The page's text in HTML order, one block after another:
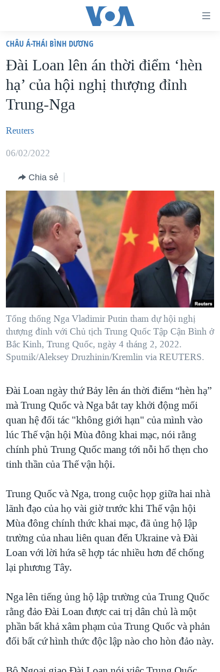
truy
cập
Tới
nội
chính
điều
hướng
chính
Đi
tới
"Tìm"
VIỆT NAM
HOA KỲ
BIỂN ĐÔNG
THẾ GIỚI
DIỄN ĐÀN
MỤC
TỰ DO BÁO CHÍ
VẠCH TRẦN TIN GIẢ
NGƯỜI VIỆT HẢI NGOẠI
ĐỜI SỐNG
KINH TẾ
KHOA HỌC
VĂN HOÁ
THỂ THAO
GIÁO DỤC
CHUYÊN ĐỀ
CHIẾN TRANH THƯƠNG MẠI CỦA MỸ: QUÁ KHỨ VÀ HIỆN
TẠI
HÀNH TRÌNH BẦU CỬ 2024
MỘT NĂM CHIẾN TRANH TẠI DẢI GAZA
GIẢI MÃ VÀNH ĐAI & CON ĐƯỜNG
NGÀY TỊ NẠN THẾ GIỚI
GROUND ZERO – XƯA VÀ NAY
CHI PHÍ CHIẾN TRANH AFGHANISTAN
CÁC GIÁ TRỊ CỘNG HÒA Ở VIỆT NAM
TRỊNH VĨNH BÌNH VS. CHÍNH PHỦ VIỆT NAM
NGƯ DÂN VIỆT VÀ LÀN SÓNG TRỘM HẢI SÂM
BÊN KIA QUỐC LỘ: TIẾNG VỌNG TỪ NÔNG THÔN MỸ
QUAN HỆ VIỆT MỸ
HỌC TIẾNG ANH
VIDEO
NGHE
MẠNG XÃ HỘI
Ngôn ngữ khác
CHÂU Á-THÁI BÌNH DƯƠNG
Đài Loan lên án thời điểm ‘hèn
hạ’ của hội nghị thượng đỉnh
Trung-Nga
Reuters
06/02/2022
Chia sẻ
Tổng thống Nga Vladimir Putin tham dự hội nghị
thượng đỉnh với Chủ tịch Trung Quốc Tập Cận Bình ở
Bắc Kinh, Trung Quốc, ngày 4 tháng 2, 2022.
Sputnik/Aleksey Druzhinin/Kremlin via REUTERS.
Đài Loan ngày thứ Bảy lên án thời điểm “hèn hạ”
mà Trung Quốc và Nga bắt tay khởi động mối
quan hệ đối tác "không giới hạn" của mình vào
lúc Thế vận hội Mùa đông khai mạc, nói rằng
chính phủ Trung Quốc mang tới nỗi hổ thẹn cho
tinh thần của Thế vận hội.
Trung Quốc và Nga, trong cuộc họp giữa hai nhà
lãnh đạo của họ vài giờ trước khi Thế vận hội
Mùa đông chính thức khai mạc, đã ủng hộ lập
trường của nhau liên quan đến Ukraine và Đài
Loan với lời hứa sẽ hợp tác nhiều hơn để chống
lại phương Tây.
Nga lên tiếng ủng hộ lập trường của Trung Quốc
rằng đảo Đài Loan được cai trị dân chủ là một
phần bất khả xâm phạm của Trung Quốc và phản
đối bất cứ hình thức độc lập nào cho hòn đảo này.